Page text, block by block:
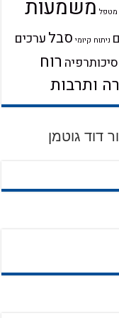
מטפל משמעות
ניתוח קיומי סבלערכים
רוח
ותרבות
דוד גוטמן